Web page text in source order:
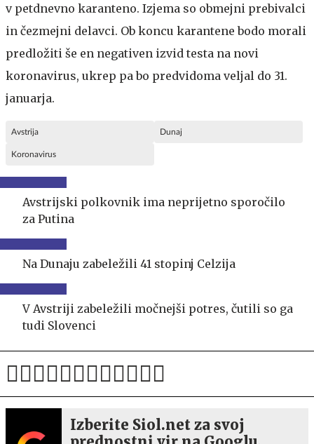
v petdnevno karanteno. Izjema so obmejni prebivalci
in čezmejni delavci. Ob koncu karantene bodo morali
predložiti še en negativen izvid testa na novi
koronavirus, ukrep pa bo predvidoma veljal do 31.
januarja.
Avstrija Dunaj
Koronavirus
Avstrijski polkovnik ima neprijetno sporočilo
za Putina
Na Dunaju zabeležili 41 stopinj Celzija
V Avstriji zabeležili močnejši potres, čutili so ga
tudi Slovenci
Izberite Siol.net za svoj